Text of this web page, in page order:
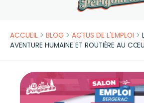
ACCUEIL > BLOG > ACTUS DE L'EMPLOI >
AVENTURE HUMAINE ET ROUTIÈRE AU